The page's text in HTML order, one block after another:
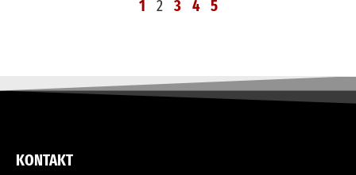
1 2 3 4 5
KONTAKT